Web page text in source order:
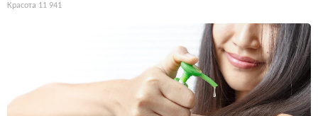
Красота 11 941